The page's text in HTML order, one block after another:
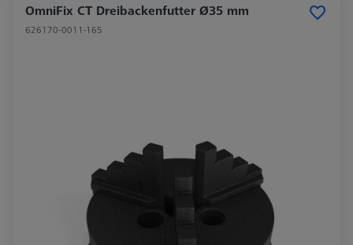
OmniFix CT Dreibackenfutter Ø35 mm
626170-0011-165